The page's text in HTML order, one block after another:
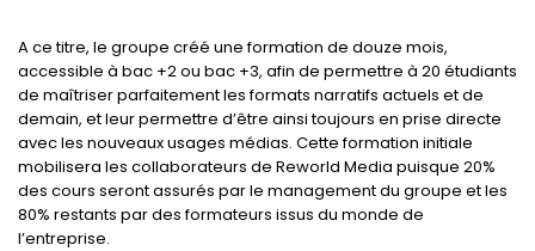
A ce titre, le groupe créé une formation de douze mois,
accessible à bac +2 ou bac +3, afin de permettre à 20 étudiants
de maîtriser parfaitement les formats narratifs actuels et de
demain, et leur permettre d’être ainsi toujours en prise directe
avec les nouveaux usages médias. Cette formation initiale
mobilisera les collaborateurs de Reworld Media puisque 20%
des cours seront assurés par le management du groupe et les
80% restants par des formateurs issus du monde de
l’entreprise.